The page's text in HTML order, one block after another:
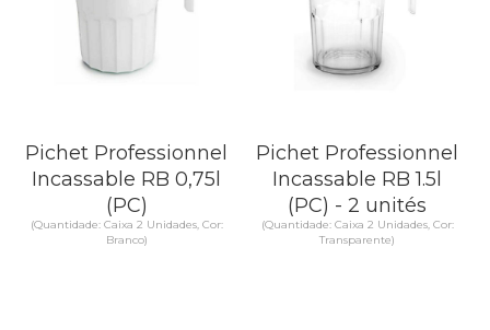
Pichet Professionnel
Incassable RB 0,75l
(PC)
(Quantidade: Caixa 2 Unidades, Cor:
Branco)
Pichet Professionnel
Incassable RB 1.5l
(PC) - 2 unités
(Quantidade: Caixa 2 Unidades, Cor:
Transparente)